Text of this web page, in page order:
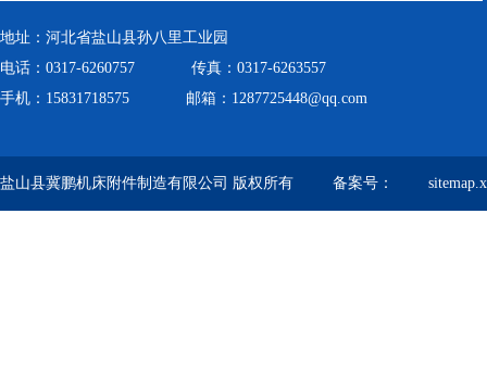
地址：河北省盐山县孙八里工业园
电话：0317-6260757 传真：0317-6263557
手机：15831718575 邮箱：1287725448@qq.com
盐山县冀鹏机床附件制造有限公司 版权所有 备案号：